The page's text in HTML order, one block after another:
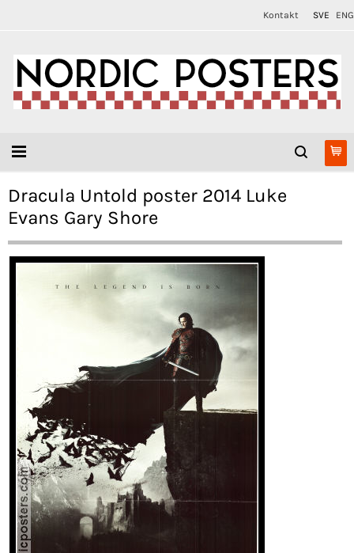
Kontakt SVE ENG
Dracula Untold poster 2014 Luke
Evans Gary Shore